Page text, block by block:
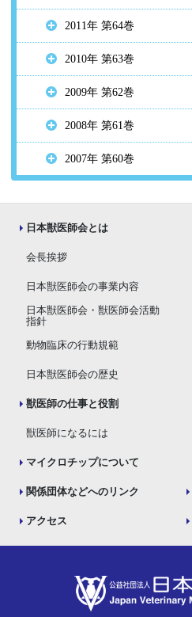
2011年 第64巻
2010年 第63巻
2009年 第62巻
2008年 第61巻
2007年 第60巻
日本獣医師会とは
会長挨拶
日本獣医師会の事業内容
日本獣医師会・獣医師会活動
指針
動物臨床の行動規範
日本獣医師会の歴史
獣医師の仕事と役割
獣医師になるには
マイクロチップについて
関係団体などへのリンク
アクセス